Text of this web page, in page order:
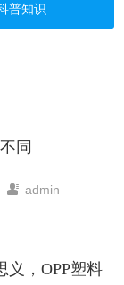
普知识
同
admin
义，OPP塑料